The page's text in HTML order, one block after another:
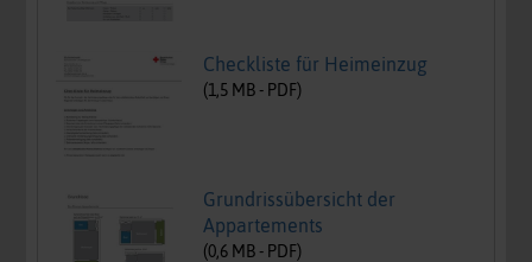
Checkliste für Heimeinzug
(1,5 MB - PDF)
Grundrissübersicht der
Appartements
(0,6 MB - PDF)